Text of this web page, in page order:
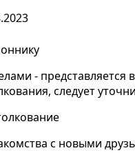
-
следует
с новыми